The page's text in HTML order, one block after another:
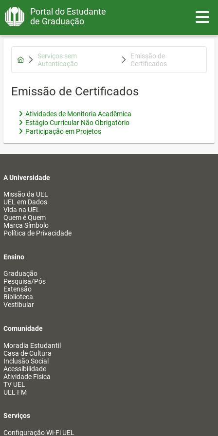
Portal do Estudante
de Graduação
Serviços sem
Autenticação
Emissão de
Certificados
Emissão de Certificados
Atividades de Monitoria Acadêmica
Estágio Curricular Não Obrigatório
Participação em Projetos
A Universidade
Missão da UEL
UEL em Dados
Vida na UEL
Quem é Quem
Marca Símbolo
Política de Privacidade
Ensino
Graduação
Pesquisa/Pós
Extensão
Biblioteca
Vestibular
Comunidade
Moradia Estudantil
Casa de Cultura
Inclusão Social
Acessibilidade
Atividade Física
TV UEL
UEL FM
Serviços
Configuração Wi-Fi UEL